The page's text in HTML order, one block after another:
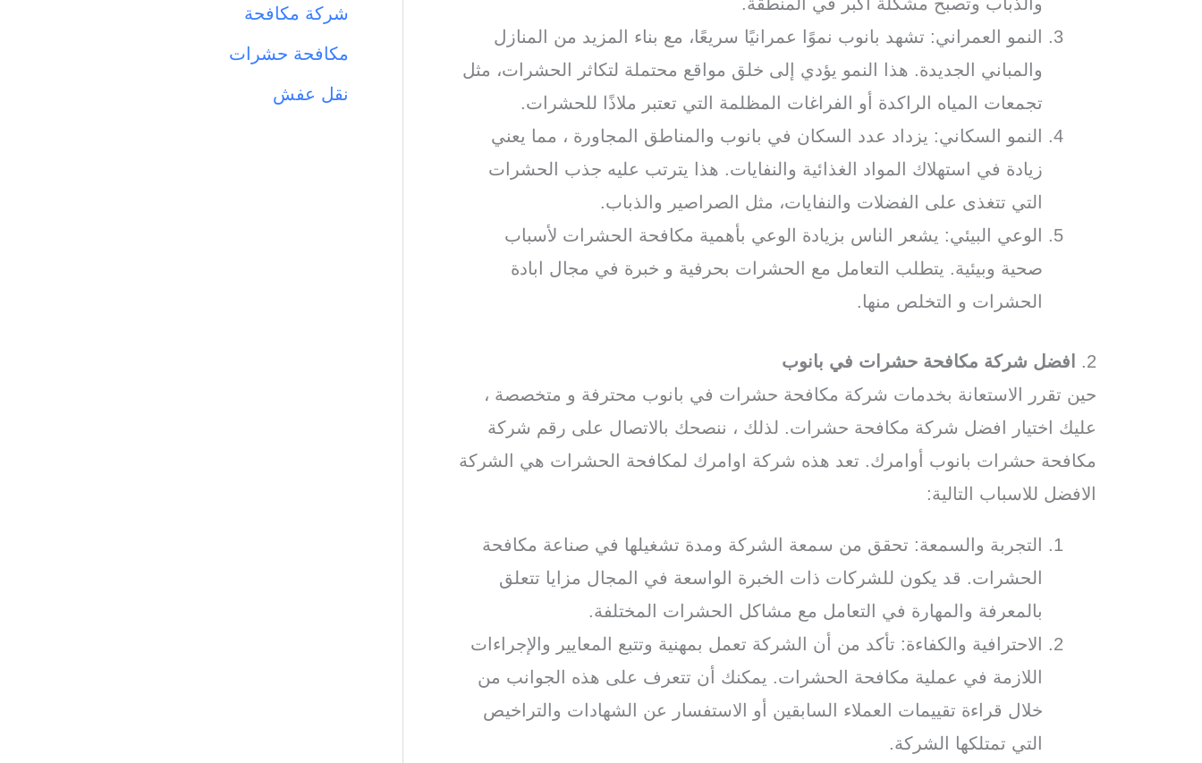
والذباب وتصبح مشكلة أكبر في المنطقة.
النمو العمراني: تشهد بانوب نموًا عمرانيًا سريعًا، مع بناء المزيد من المنازل
والمباني الجديدة. هذا النمو يؤدي إلى خلق مواقع محتملة لتكاثر الحشرات، مثل
تجمعات المياه الراكدة أو الفراغات المظلمة التي تعتبر ملاذًا للحشرات.
النمو السكاني: يزداد عدد السكان في بانوب والمناطق المجاورة ، مما يعني
زيادة في استهلاك المواد الغذائية والنفايات. هذا يترتب عليه جذب الحشرات
التي تتغذى على الفضلات والنفايات، مثل الصراصير والذباب.
الوعي البيئي: يشعر الناس بزيادة الوعي بأهمية مكافحة الحشرات لأسباب
صحية وبيئية. يتطلب التعامل مع الحشرات بحرفية و خبرة في مجال ابادة
الحشرات و التخلص منها.
2.
افضل شركة مكافحة حشرات في بانوب
حين تقرر الاستعانة بخدمات شركة مكافحة حشرات في بانوب محترفة و متخصصة ،
عليك اختيار افضل شركة مكافحة حشرات. لذلك ، ننصحك بالاتصال على رقم شركة
مكافحة حشرات بانوب أوامرك. تعد هذه شركة اوامرك لمكافحة الحشرات هي الشركة
الافضل للاسباب التالية:
التجربة والسمعة: تحقق من سمعة الشركة ومدة تشغيلها في صناعة مكافحة
الحشرات. قد يكون للشركات ذات الخبرة الواسعة في المجال مزايا تتعلق
بالمعرفة والمهارة في التعامل مع مشاكل الحشرات المختلفة.
الاحترافية والكفاءة: تأكد من أن الشركة تعمل بمهنية وتتبع المعايير والإجراءات
اللازمة في عملية مكافحة الحشرات. يمكنك أن تتعرف على هذه الجوانب من
خلال قراءة تقييمات العملاء السابقين أو الاستفسار عن الشهادات والتراخيص
التي تمتلكها الشركة.
شركة مكافحة
مكافحة حشرات
نقل عفش